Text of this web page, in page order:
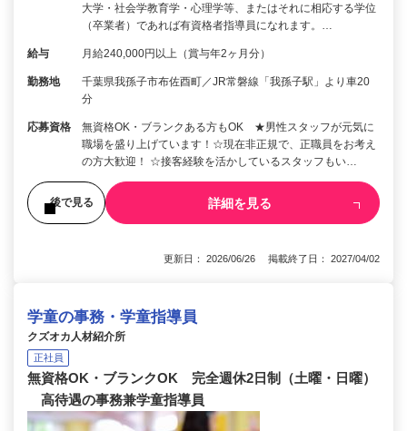
大学・社会学教育学・心理学等、またはそれに相応する学位
（卒業者）であれば有資格者指導員になれます。…
給与 月給240,000円以上（賞与年2ヶ月分）
勤務地
千葉県我孫子市布佐酉町／JR常磐線「我孫子駅」より車20
分
応募資格
無資格OK・ブランクある方もOK ★男性スタッフが元気に
職場を盛り上げています！☆現在非正規で、正職員をお考え
の方大歓迎！ ☆接客経験を活かしているスタッフもい…
後で見る 詳細を見る
更新日： 2026/06/26 掲載終了日： 2027/04/02
学童の事務・学童指導員
クズオカ人材紹介所
正社員
無資格OK・ブランクOK 完全週休2日制（土曜・日曜）
高待遇の事務兼学童指導員